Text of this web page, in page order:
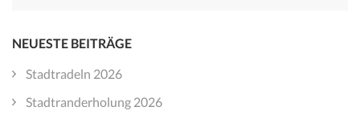
NEUESTE BEITRÄGE
Stadtradeln 2026
Stadtranderholung 2026